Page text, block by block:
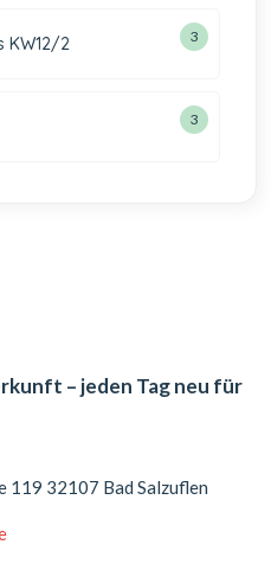
KW12/2 3
3
– jeden Tag neu für
119 32107 Bad Salzuflen